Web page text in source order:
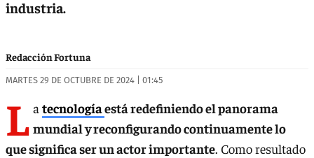
industria.
Redacción Fortuna
MARTES 29 DE OCTUBRE DE 2024 | 01:45
L a tecnologíaestá redefiniendo el panorama
mundial y reconfigurando continuamente lo
que significa ser un actor importante. Como resultado